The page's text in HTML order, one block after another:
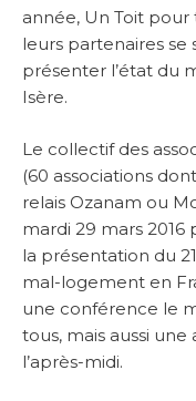
année, Un Toit
leurs partenaires
présenter l’état du
Isère.
Le collectif des
(60 associations
relais Ozanam ou
mardi 29 mars
la présentation du
mal-logement en
une conférence le
tous, mais aussi une
l’après-midi.